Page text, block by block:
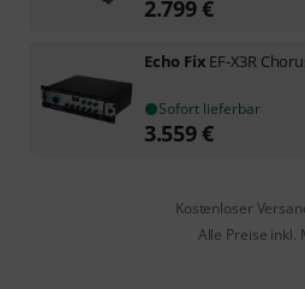
2.799€
Echo Fix EF-X3R
Sofort lieferbar
3.559€
Kostenloser
Alle Preise inkl.